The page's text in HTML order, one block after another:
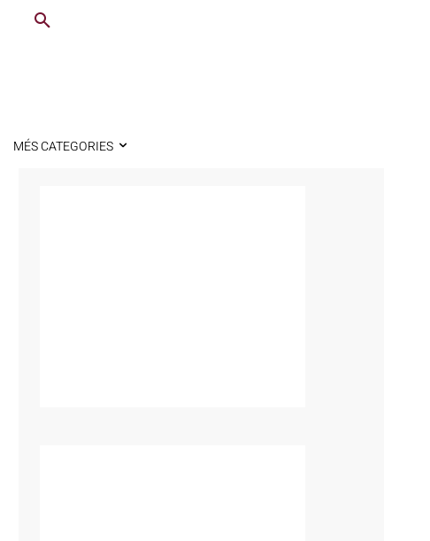
MÉS CATEGORIES